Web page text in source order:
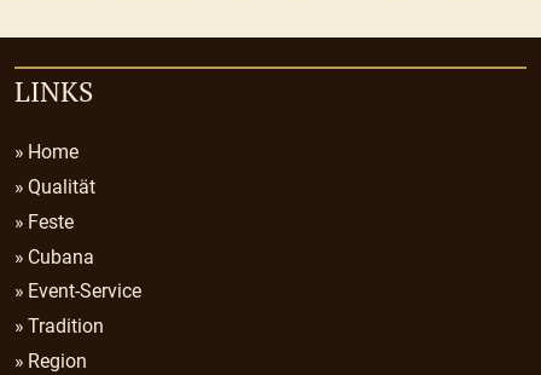
LINKS
Home
Qualität
Feste
Cubana
Event-Service
Tradition
Region